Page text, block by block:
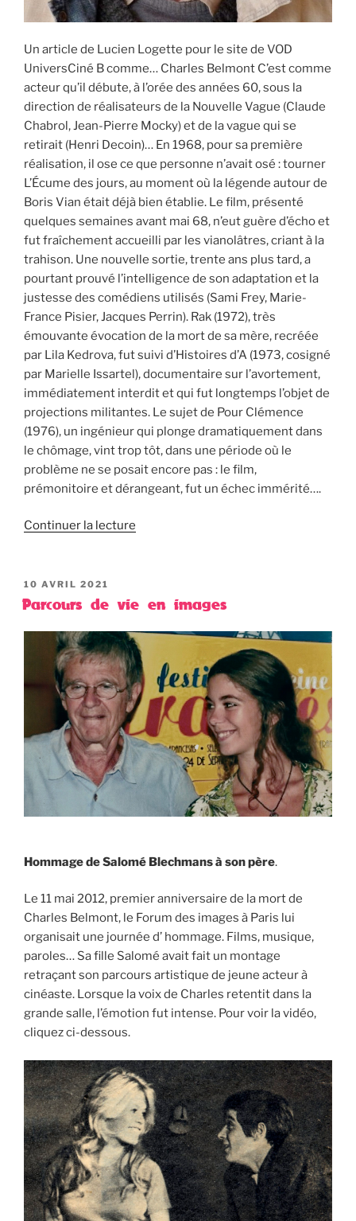
Un article de Lucien Logette pour le site de VOD
UniversCiné B comme… Charles Belmont C’est comme
acteur qu’il débute, à l’orée des années 60, sous la
direction de réalisateurs de la Nouvelle Vague (Claude
Chabrol, Jean-Pierre Mocky) et de la vague qui se
retirait (Henri Decoin)… En 1968, pour sa première
réalisation, il ose ce que personne n’avait osé : tourner
L’Écume des jours, au moment où la légende autour de
Boris Vian était déjà bien établie. Le film, présenté
quelques semaines avant mai 68, n’eut guère d’écho et
fut fraîchement accueilli par les vianolâtres, criant à la
trahison. Une nouvelle sortie, trente ans plus tard, a
pourtant prouvé l’intelligence de son adaptation et la
justesse des comédiens utilisés (Sami Frey, Marie-
France Pisier, Jacques Perrin). Rak (1972), très
émouvante évocation de la mort de sa mère, recréée
par Lila Kedrova, fut suivi d’Histoires d’A (1973, cosigné
par Marielle Issartel), documentaire sur l’avortement,
immédiatement interdit et qui fut longtemps l’objet de
projections militantes. Le sujet de Pour Clémence
(1976), un ingénieur qui plonge dramatiquement dans
le chômage, vint trop tôt, dans une période où le
problème ne se posait encore pas : le film,
prémonitoire et dérangeant, fut un échec immérité….
Continuer la lecture
PUBLIÉ
LE
10 AVRIL 2021
Parcours de vie en images
Hommage de Salomé Blechmans à son père.
Le 11 mai 2012, premier anniversaire de la mort de
Charles Belmont, le Forum des images à Paris lui
organisait une journée d’ hommage. Films, musique,
paroles… Sa fille Salomé avait fait un montage
retraçant son parcours artistique de jeune acteur à
cinéaste. Lorsque la voix de Charles retentit dans la
grande salle, l’émotion fut intense. Pour voir la vidéo,
cliquez ci-dessous.